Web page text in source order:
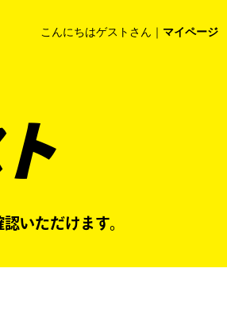
こんにちはゲストさん｜ マイページ
コラム マイページ 採用情報
いただけます。